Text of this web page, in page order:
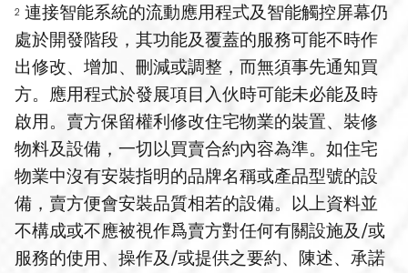
2 連接智能系統的流動應用程式及智能觸控屏幕仍
處於開發階段，其功能及覆蓋的服務可能不時作
出修改、增加、刪減或調整，而無須事先通知買
方。應用程式於發展項目入伙時可能未必能及時
啟用。賣方保留權利修改住宅物業的裝置、裝修
物料及設備，一切以買賣合約內容為準。如住宅
物業中沒有安裝指明的品牌名稱或產品型號的設
備，賣方便會安裝品質相若的設備。以上資料並
不構成或不應被視作爲賣方對任何有關設施及/或
服務的使用、操作及/或提供之要約、陳述、承諾